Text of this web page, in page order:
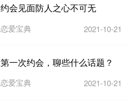
约会见面防人之心不可无
恋爱宝典 2021-10-21
第一次约会，聊些什么话题？
恋爱宝典 2021-10-21